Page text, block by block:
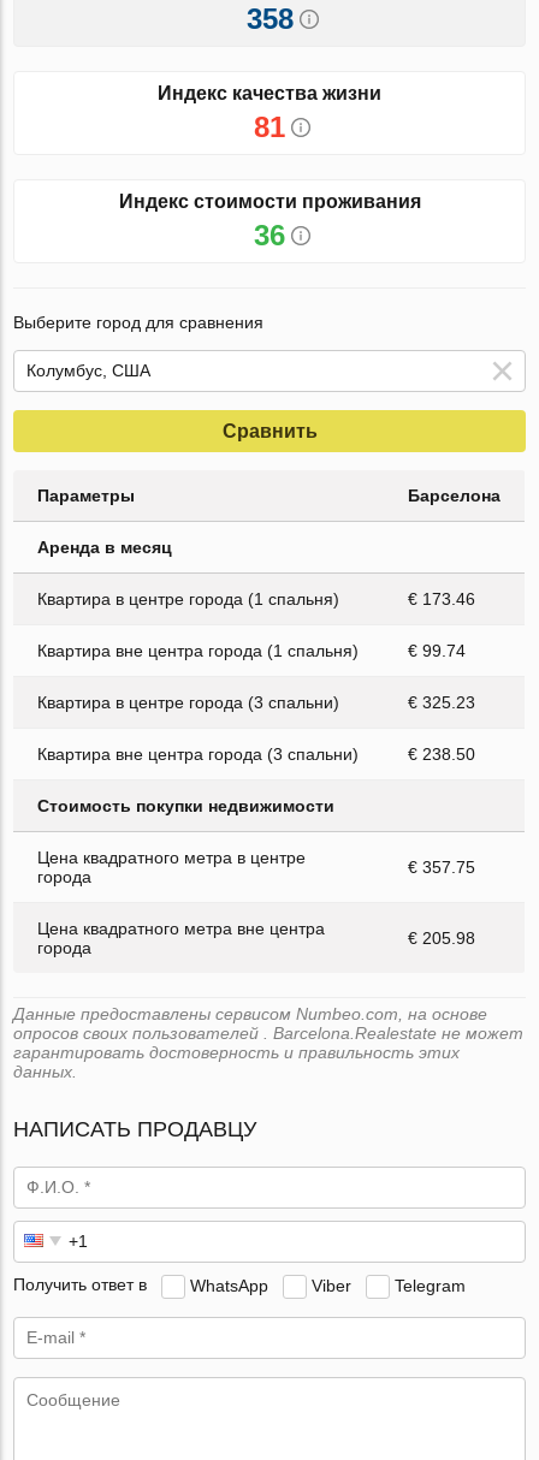
358
Индекс качества жизни
81
Индекс стоимости проживания
36
Выберите город для сравнения
Сравнить
Параметры Барселона
Аренда в месяц
Квартира в центре города (1 спальня) € 173.46
Квартира вне центра города (1 спальня) € 99.74
Квартира в центре города (3 спальни) € 325.23
Квартира вне центра города (3 спальни) € 238.50
Стоимость покупки недвижимости
Цена квадратного метра в центре
города
€ 357.75
Цена квадратного метра вне центра
города
€ 205.98
Данные предоставлены сервисом Numbeo.com, на основе
опросов своих пользователей . Barcelona.Realestate не может
гарантировать достоверность и правильность этих
данных.
НАПИСАТЬ ПРОДАВЦУ
Получить ответ в WhatsApp Viber Telegram